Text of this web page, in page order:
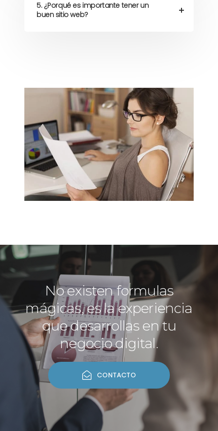
5. ¿Porqué es importante tener un
buen sitio web?
No existen formulas
mágicas, es la experiencia
que desarrollas en tu
negocio digital.
CONTACTO